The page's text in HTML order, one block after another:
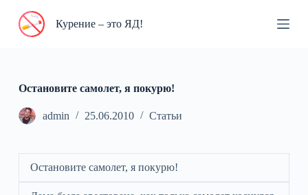
П
и
Курение – это ЯД!
Остановите самолет, я покурю!
admin 25.06.2010 Статьи
Остановите самолет, я покурю!